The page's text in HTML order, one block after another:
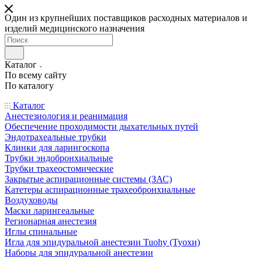
Один из крупнейших поставщиков расходных материалов и
изделий медицинского назначения
Каталог
По всему сайту
По каталогу
Каталог
Анестезиология и реанимация
Обеспечение проходимости дыхательных путей
Эндотрахеальные трубки
Клинки для ларингоскопа
Трубки эндобронхиальные
Трубки трахеостомические
Закрытые аспирационные системы (ЗАС)
Катетеры аспирационные трахеобронхиальные
Воздуховоды
Маски ларингеальные
Регионарная анестезия
Иглы спинальные
Игла для эпидуральной анестезии Tuohy (Туохи)
Наборы для эпидуральной анестезии